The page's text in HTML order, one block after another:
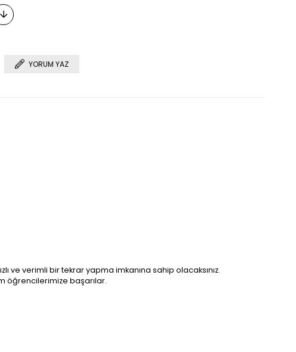
YORUM YAZ
ve verimli bir tekrar yapma imkanına sahip olacaksınız.
öğrencilerimize başarılar.